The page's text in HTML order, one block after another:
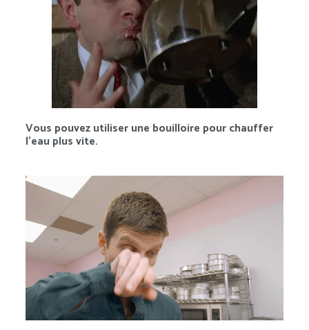
Vous pouvez utiliser une bouilloire pour chauffer
l’eau plus vite.